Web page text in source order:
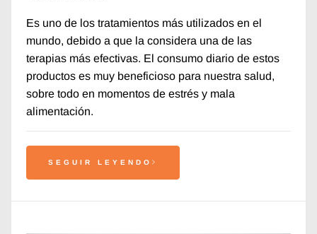
Es uno de los tratamientos más utilizados en el
mundo, debido a que la considera una de las
terapias más efectivas. El consumo diario de estos
productos es muy beneficioso para nuestra salud,
sobre todo en momentos de estrés y mala
alimentación.
SEGUIR LEYENDO